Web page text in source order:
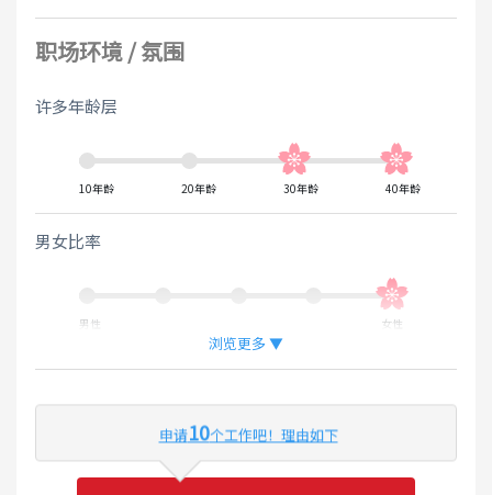
职场环境 / 氛围
许多年龄层
10年龄 20年龄 30年龄 40年龄
男女比率
男性 女性
外国人工作的比率
浏览更多 ▼
申请10个工作吧！理由如下